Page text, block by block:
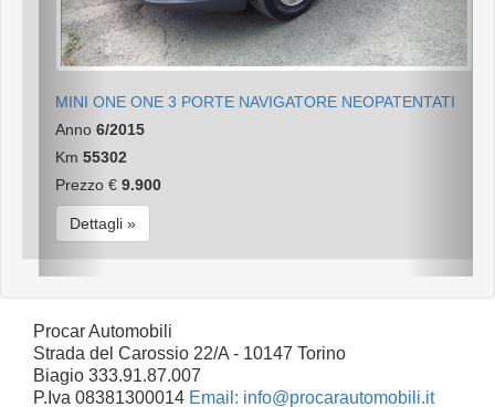
MINI ONE ONE 3 PORTE NAVIGATORE NEOPATENTATI
Anno 6/2015
Km 55302
Prezzo € 9.900
Dettagli »
Procar Automobili
Strada del Carossio 22/A - 10147 Torino
Biagio 333.91.87.007
P.Iva 08381300014 Email: info@procarautomobili.it